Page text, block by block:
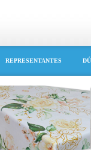
REPRESENTANTES